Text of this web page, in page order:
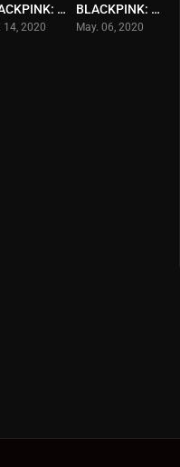
BLACKPINK: Light Up the Sky
14, 2020
BLACKPINK: In Your Area 2019-2020 World Tour -Tokyo Dome-
May. 06, 2020